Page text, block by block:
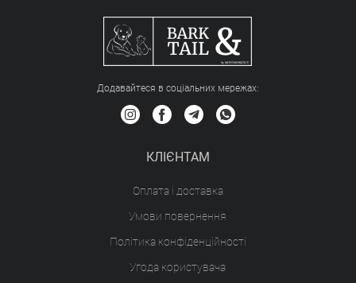
Додавайтеся в соціальних мережах:
КЛІЄНТАМ
Оплата і доставка
Умови повернення
Політика конфіденційності
Угода користувача